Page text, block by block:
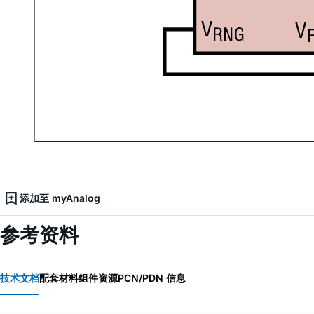
添加至 myAnalog
参考资料
技术文档配套材料组件资源PCN/PDN 信息